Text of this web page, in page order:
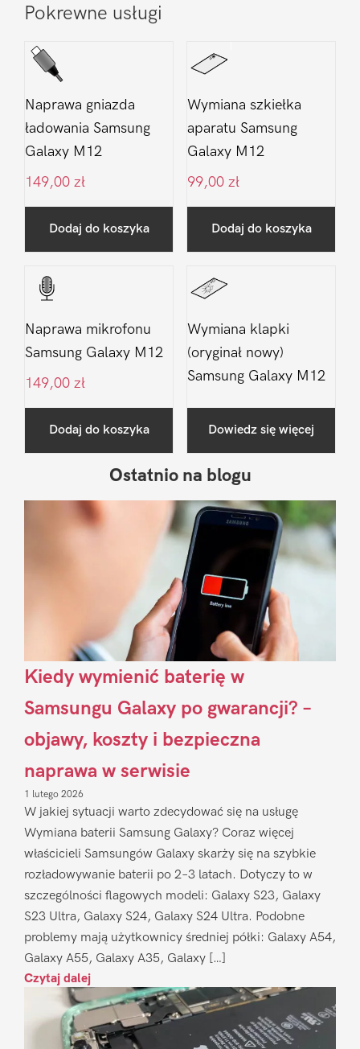
Pokrewne usługi
Naprawa gniazda
ładowania Samsung
Galaxy M12
149,00 zł
Dodaj do koszyka
Wymiana szkiełka
aparatu Samsung
Galaxy M12
99,00 zł
Dodaj do koszyka
Naprawa mikrofonu
Samsung Galaxy M12
149,00 zł
Dodaj do koszyka
Wymiana klapki
(oryginał nowy)
Samsung Galaxy M12
Dowiedz się więcej
Sidebar
Ostatnio na blogu
Kiedy wymienić baterię w
Samsungu Galaxy po gwarancji? –
objawy, koszty i bezpieczna
naprawa w serwisie
1 lutego 2026
W jakiej sytuacji warto zdecydować się na usługę
Wymiana baterii Samsung Galaxy? Coraz więcej
właścicieli Samsungów Galaxy skarży się na szybkie
rozładowywanie baterii po 2–3 latach. Dotyczy to w
szczególności flagowych modeli: Galaxy S23, Galaxy
S23 Ultra, Galaxy S24, Galaxy S24 Ultra. Podobne
problemy mają użytkownicy średniej półki: Galaxy A54,
Galaxy A55, Galaxy A35, Galaxy […]
Czytaj dalej